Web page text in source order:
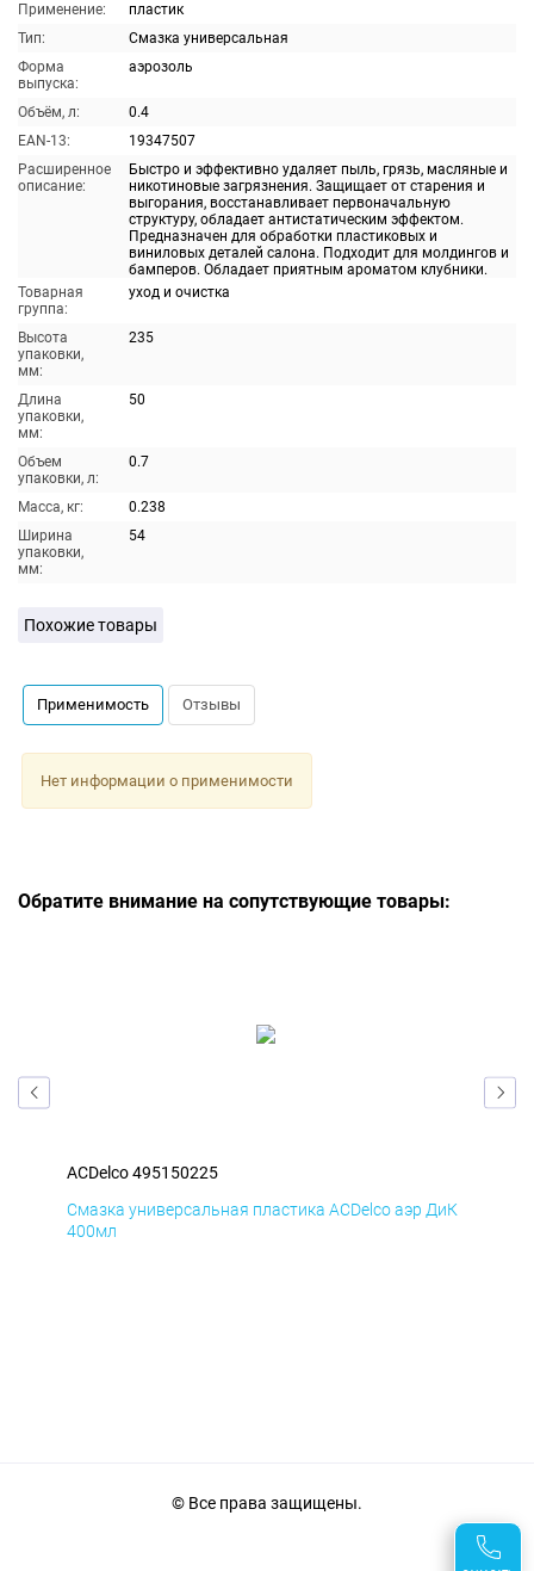
Применение:
пластик
Тип:
Смазка универсальная
Форма
выпуска:
аэрозоль
Объём, л:
0.4
EAN-13:
19347507
Расширенное
описание:
Быстро и эффективно удаляет пыль, грязь, масляные и
никотиновые загрязнения. Защищает от старения и
выгорания, восстанавливает первоначальную
структуру, обладает антистатическим эффектом.
Предназначен для обработки пластиковых и
виниловых деталей салона. Подходит для молдингов и
бамперов. Обладает приятным ароматом клубники.
Товарная
группа:
уход и очистка
Высота
упаковки,
мм:
235
Длина
упаковки,
мм:
50
Объем
упаковки, л:
0.7
Масса, кг:
0.238
Ширина
упаковки,
мм:
54
Похожие товары
Применимость Отзывы
Нет информации о применимости
Обратите внимание на сопутствующие товары:
ACDelco 495150225
Смазка универсальная пластика ACDelco аэр ДиК
400мл
© Все права защищены.